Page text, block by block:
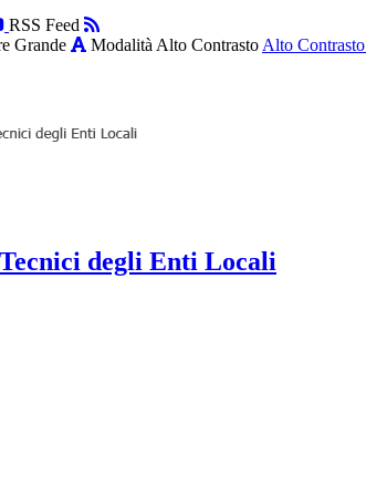
RSS Feed
Grande Modalità Alto Contrasto Alto Contrasto
degli Enti Locali